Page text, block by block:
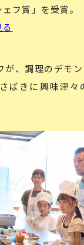
フ賞」を受賞。
が、調理のデモ
ばきに興味津々